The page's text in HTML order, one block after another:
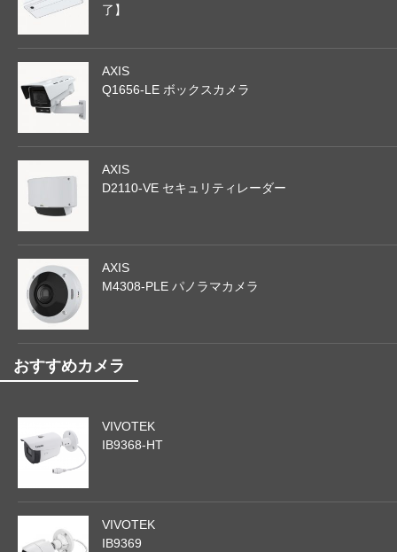
了】
AXIS
Q1656-LE ボックスカメラ
AXIS
D2110-VE セキュリティレーダー
AXIS
M4308-PLE パノラマカメラ
おすすめカメラ
VIVOTEK
IB9368-HT
VIVOTEK
IB9369